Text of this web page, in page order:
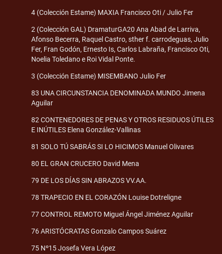
4 (Colección Estame) MAXIA Francisco Oti / Julio Fer
2 (Colección GAL) DramaturGA20 Ana Abad de Larriva,
Afonso Becerra, Raquel Castro, sther f. carrodeguas, Julio
Fer, Fran Godón, Ernesto Is, Carlos Labraña, Francisco Oti,
Noelia Toledano e Roi Vidal Ponte.
3 (Colección Estame) MISEMBANO Julio Fer
83 UNA CIRCUNSTANCIA DENOMINADA MUNDO Jimena
Aguilar
82 CONTENEDORES DE PENAS Y OTROS RESIDUOS ÚTILES
E INÚTILES Elena González-Vallinas
81 SOLO TÚ SABRÁS SI LO HICIMOS Manuel Olivares
80 EL GRAN CRUCERO David Mena
79 DE LOS DÍAS SIN ABRAZOS VV.AA.
78 TRAPECIO EN EL CORAZÓN Louise Dotreligne
77 CONTROL REMOTO Miguel Ángel Jiménez Aguilar
76 ARISTÓCRATAS Gonzalo Campos Suárez
75 Nº15 Josefa Vera López